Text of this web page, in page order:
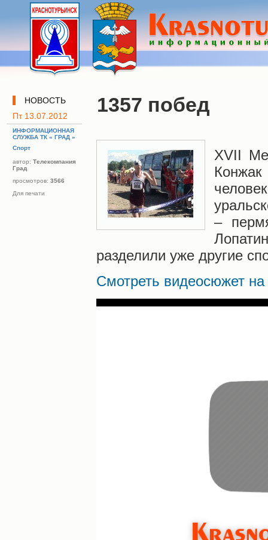
НОВОСТЬ
Пт 13.07.2012
ИНФОРМАЦИОННАЯ
СЛУЖБА ТК « ГРАД »
Спорт
автор: Телекомпания
Град
просмотров: 3566
Для печати
1357 побед
XVII
–
разделили уже другие
Смотреть видеосюжет